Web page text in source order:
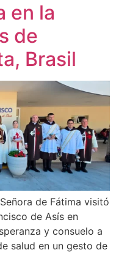
en la
de
Brasil
de Fátima visitó
de Asís en
y consuelo a
salud en un gesto de